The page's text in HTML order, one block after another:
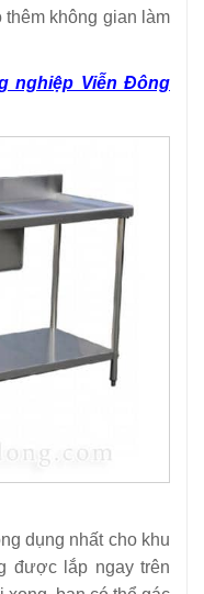
không gian làm
nghiệp Viễn Đông
dụng nhất cho khu
được lắp ngay trên